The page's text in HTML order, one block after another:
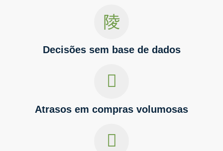
Decisões sem base de dados
Atrasos em compras volumosas